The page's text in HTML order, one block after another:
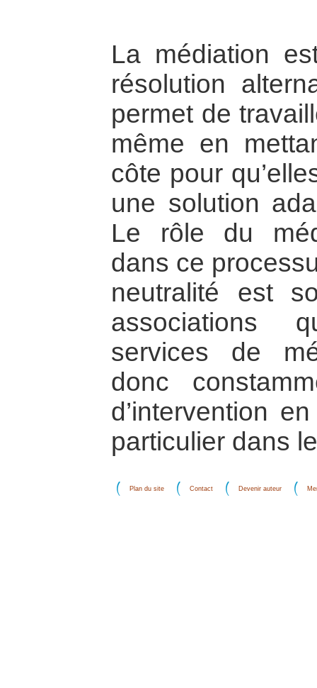
La médiation
résolution
permet de
même en
côte pour
une solution
Le rôle du
dans ce
neutralité est
associations
services de
donc
d’intervention
particulier dans
Plan du site Contact Devenir auteur